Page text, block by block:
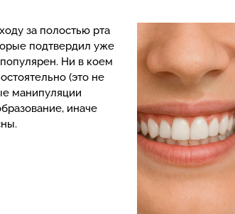
за полостью рта
подтвердил уже
Ни в коем
(это не
манипуляции
иначе